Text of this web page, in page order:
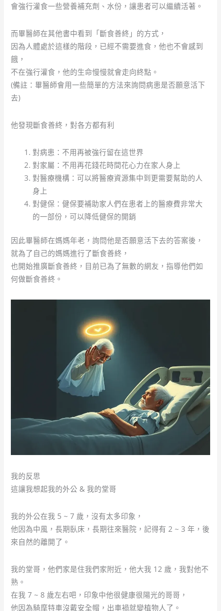
會強行灌食一些營養補充劑、水份，讓患者可以繼續活著。
而畢醫師在其他書中看到「斷食善終」的方式，
因為人體處於這樣的階段，已經不需要進食，他也不會感到
餓，
不在強行灌食，他的生命慢慢就會走向終點。
(備註：畢醫師會用一些簡單的方法來詢問病患是否願意活下
去)
他發現斷食善終，對各方都有利
對病患：不用再被強行留在這世界
對家屬：不用再花錢花時間花心力在家人身上
對醫療機構：可以將醫療資源集中到更需要幫助的人
身上
對健保：健保要補助家人們在患者上的醫療費非常大
的一部份，可以降低健保的開銷
因此畢醫師在媽媽年老，詢問他是否願意活下去的答案後，
就為了自己的媽媽進行了斷食善終，
也開始推廣斷食善終，目前已為了無數的網友，指導他們如
何做斷食善終。
我的反思
這讓我想起我的外公 & 我的堂哥
我的外公在我 5 ~ 7 歲，沒有太多印象，
他因為中風，長期臥床，長期往來醫院，記得有 2 ~ 3 年，後
來自然的離開了。
我的堂哥，他們家是住我們家附近，他大我 12 歲，我對他不
熟。
在我 7 ~ 8 歲左右吧，印象中他很健康很陽光的哥哥，
他因為騎摩特車沒戴安全帽，出車禍就變植物人了。